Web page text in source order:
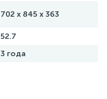
702 х 845 х 363
52.7
3 года